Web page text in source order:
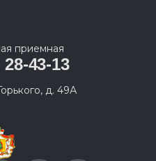
приемная
28-43-13
д. 49А